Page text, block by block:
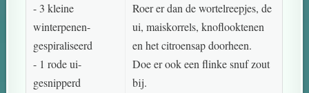
- 3 kleine
winterpenen-
gespiraliseerd
- 1 rode ui-
gesnipperd
Roer er dan de wortelreepjes, de
ui, maiskorrels, knoflooktenen
en het citroensap doorheen.
Doe er ook een flinke snuf zout
bij.